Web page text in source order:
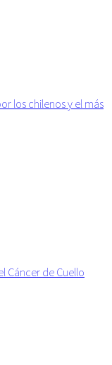
los chilenos y el más
Cáncer de Cuello